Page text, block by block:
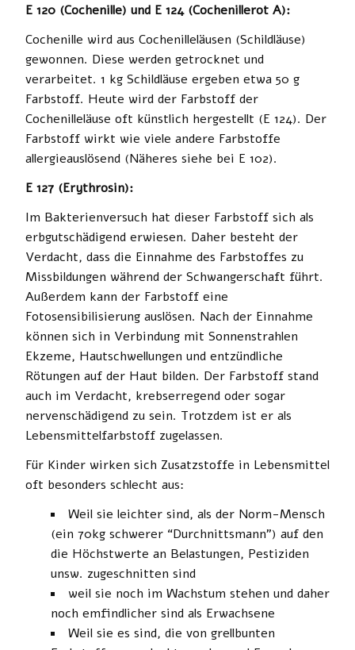
E 120 (Cochenille) und E 124 (Cochenillerot A):
Cochenille wird aus Cochenilleläusen (Schildläuse)
gewonnen. Diese werden getrocknet und
verarbeitet. 1 kg Schildläuse ergeben etwa 50 g
Farbstoff. Heute wird der Farbstoff der
Cochenilleläuse oft künstlich hergestellt (E 124). Der
Farbstoff wirkt wie viele andere Farbstoffe
allergieauslösend (Näheres siehe bei E 102).
E 127 (Erythrosin):
Im Bakterienversuch hat dieser Farbstoff sich als
erbgutschädigend erwiesen. Daher besteht der
Verdacht, dass die Einnahme des Farbstoffes zu
Missbildungen während der Schwangerschaft führt.
Außerdem kann der Farbstoff eine
Fotosensibilisierung auslösen. Nach der Einnahme
können sich in Verbindung mit Sonnenstrahlen
Ekzeme, Hautschwellungen und entzündliche
Rötungen auf der Haut bilden. Der Farbstoff stand
auch im Verdacht, krebserregend oder sogar
nervenschädigend zu sein. Trotzdem ist er als
Lebensmittelfarbstoff zugelassen.
Für Kinder wirken sich Zusatzstoffe in Lebensmittel
oft besonders schlecht aus:
Weil sie leichter sind, als der Norm-Mensch
(ein 70kg schwerer “Durchnittsmann”) auf den
die Höchstwerte an Belastungen, Pestiziden
unsw. zugeschnitten sind
weil sie noch im Wachstum stehen und daher
noch emfindlicher sind als Erwachsene
Weil sie es sind, die von grellbunten